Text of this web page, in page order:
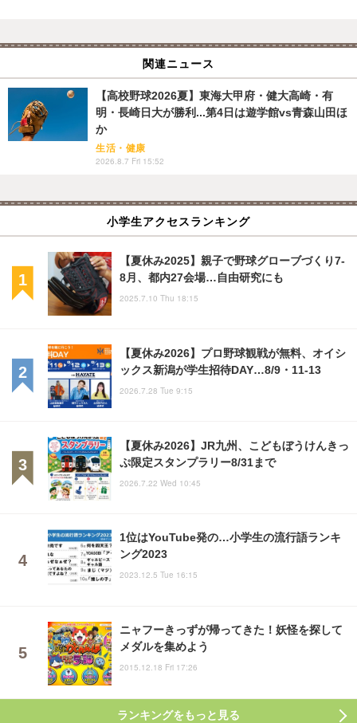
関連ニュース
【高校野球2026夏】東海大甲府・健大高崎・有
明・長崎日大が勝利...第4日は遊学館vs青森山田ほ
か
生活・健康
2026.8.7 Fri 15:52
小学生アクセスランキング
【夏休み2025】親子で野球グローブづくり7-
8月、都内27会場…自由研究にも
2025.7.10 Thu 18:15
【夏休み2026】プロ野球観戦が無料、オイシ
ックス新潟が学生招待DAY…8/9・11-13
2026.7.28 Tue 9:15
【夏休み2026】JR九州、こどもぼうけんきっ
ぷ限定スタンプラリー8/31まで
2026.7.22 Wed 10:45
1位はYouTube発の…小学生の流行語ランキ
ング2023
2023.12.5 Tue 16:15
ニャフーきっずが帰ってきた！妖怪を探して
メダルを集めよう
2015.12.18 Fri 17:26
ランキングをもっと見る